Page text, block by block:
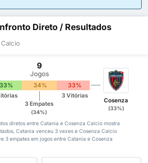
Direto / Resultados
9
Jogos
33% 34% 33%
3 Empates
(34%)
3 Vitórias
Cosenza
(33%)
diretos entre Catania e Cosenza Calcio mostra
Catania venceu 3 vezes e Cosenza Calcio
3 empates em jogos entre Catania e Cosenza